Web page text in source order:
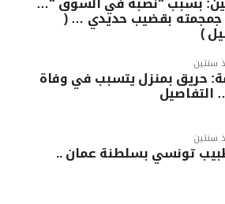
بقضيب حديدي … (
)
سنتين
حريق بمنزل يتسبب في وفاة
سنتين
تونسي بسلطنة عمان ..